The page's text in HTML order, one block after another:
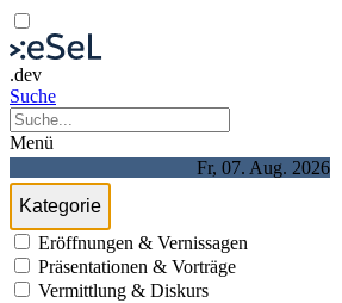
.dev
Suche
Menü
Fr, 07. Aug. 2026
Kategorie
Eröffnungen & Vernissagen
Präsentationen & Vorträge
Vermittlung & Diskurs